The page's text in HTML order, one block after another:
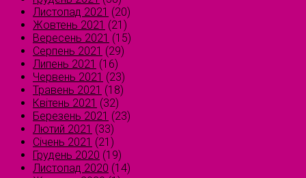
Листопад 2021 (20)
Жовтень 2021 (21)
Вересень 2021 (15)
Серпень 2021 (29)
Липень 2021 (16)
Червень 2021 (23)
Травень 2021 (18)
Квітень 2021 (32)
Березень 2021 (23)
Лютий 2021 (33)
Січень 2021 (21)
Грудень 2020 (19)
Листопад 2020 (14)